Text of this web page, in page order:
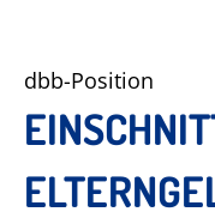
dbb-Position